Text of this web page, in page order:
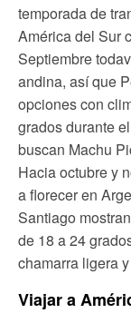
temporada de
América del Sur
Septiembre
andina, así que
opciones con
grados durante
buscan Machu
Hacia octubre y
a florecer en
Santiago
de 18 a 24
chamarra ligera
Viajar a